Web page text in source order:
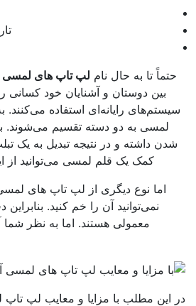
تاریخ
تا به حال نام لپ تاپ ‌های لمسیرا
بین دوستان و آشنایان خود کسانی را
رایانه‌ای استفاده می‌کنند. به
لمسی به دو دسته تقسیم می‌شوند.
داشته و در نتیجه تبدیل به یک تبلت
کمک یک قلم لمسی می‌توانید از این
اما نوع دیگری از لپ تاپ ‌های لمسی،
نمی‌توانید آن را خم کنید. بنابراین
معمولی هستند. اما به نظر شما آیا
این مطلب با مزایا و معایب لپ تاپ